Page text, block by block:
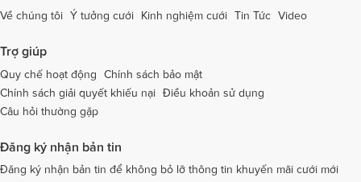
Dịch vụ cưới tại Thái Bình Dịch vụ cưới tại Thanh Hóa
Dịch vụ cưới tại Thừa Thiên - Huế
Dịch vụ cưới tại An Giang Dịch vụ cưới tại Trà Vinh
Dịch vụ cưới tại Tuyên Quang Dịch vụ cưới tại Vĩnh Long
Dịch vụ cưới tại Bà Rịa - Vũng TàuDịch vụ cưới tại Bắc Giang
Về chúng tôi Ý tưởng cưới Kinh nghiệm cưới Tin Tức Video
Trợ giúp
Quy chế hoạt động
Chính sách bảo mật
Chính sách giải quyết khiếu nại Điều khoản sử dụng
Câu hỏi thường gặp
Đăng ký nhận bản tin
Đăng ký nhận bản tin để không bỏ lỡ thông tin khuyến mãi cưới mới